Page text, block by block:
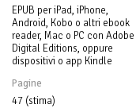
EPUB per iPad, iPhone,
Android, Kobo o altri ebook
reader, Mac o PC con Adobe
Digital Editions, oppure
dispositivi o app Kindle
Pagine
47 (stima)